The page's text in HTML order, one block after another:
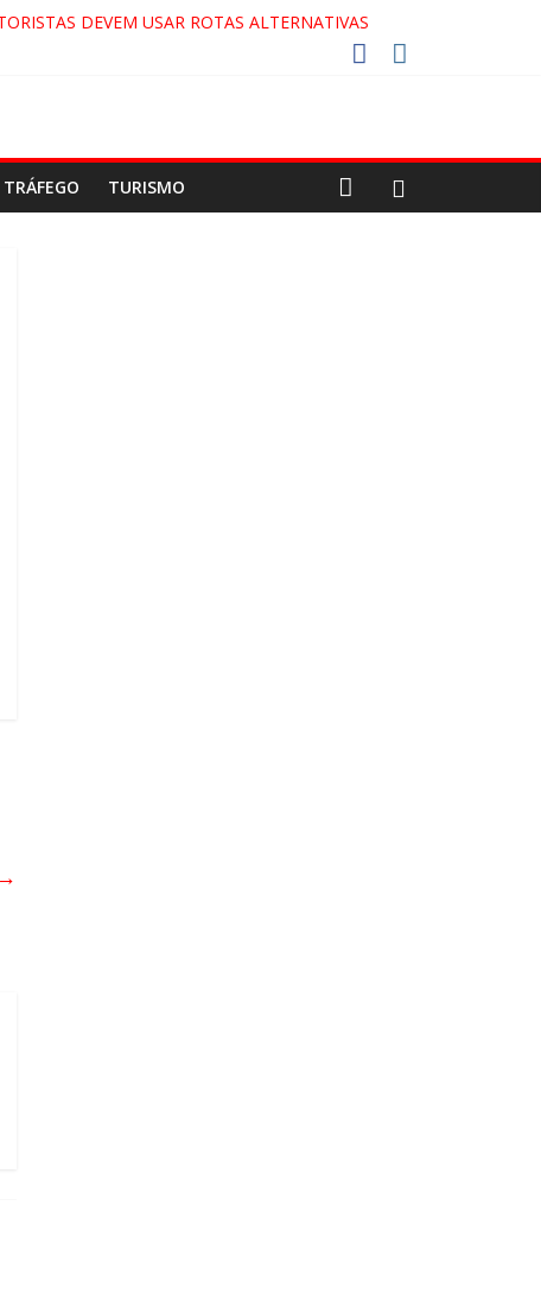
DEVEM USAR ROTAS ALTERNATIVAS
TRÁFEGO TURISMO
→